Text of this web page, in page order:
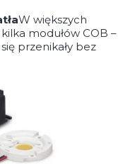
W większych
modułów COB –
przenikały bez